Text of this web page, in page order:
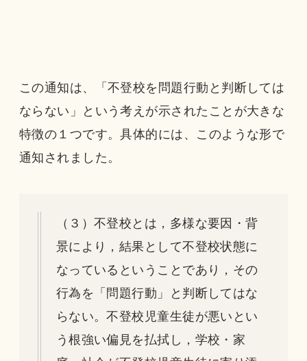
この通知は、「不登校を問題行動と判断しては
ならない」という考えが示されたことが大きな
特徴の１つです。具体的には、このような形で
通知されました。
（３）不登校とは，多様な要因・背
景により，結果として不登校状態に
なっているということであり，その
行為を「問題行動」と判断してはな
らない。不登校児童生徒が悪いとい
う根強い偏見を払拭し，学校・家